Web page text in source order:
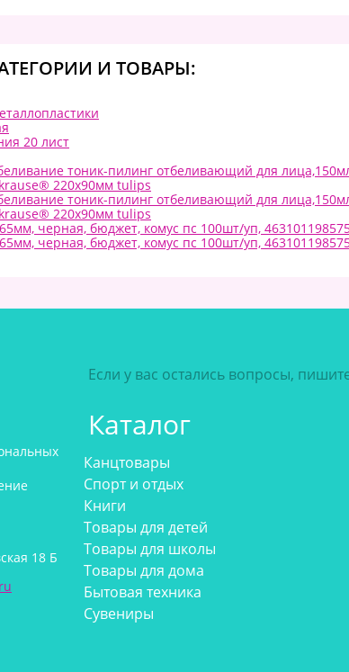
И ТОВАРЫ:
20 лист
тоник-пилинг отбеливающий для
220х90мм tulips
тоник-пилинг отбеливающий для
220х90мм tulips
черная, бюджет, комус пс 100шт/уп,
черная, бюджет, комус пс 100шт/уп,
18 Б
Если у вас остались вопросы,
Каталог
Канцтовары
Спорт и отдых
Книги
Товары для детей
Товары для школы
Товары для дома
Бытовая техника
Сувениры